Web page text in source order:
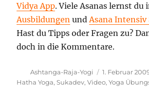
Vidya App. Viele Asanas lernst du
Ausbildungen und Asana Intensiv
Hast du Tipps oder Fragen zu?
doch in die Kommentare.
Autor
Ashtanga-Raja-Yogi
Veröffentlicht
am
1. Februar
Hatha Yoga,Sukadev,Video,Yoga